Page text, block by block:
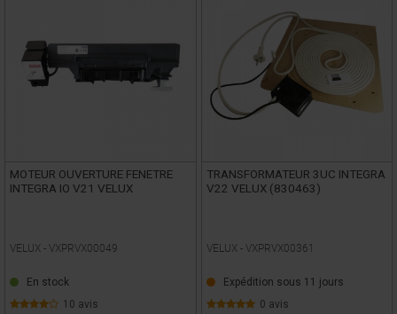
MOTEUR OUVERTURE FENETRE
INTEGRA IO V21 VELUX
VELUX - VXPRVX00049
En stock
10 avis
TRANSFORMATEUR 3UC INTEGRA
V22 VELUX (830463)
VELUX - VXPRVX00361
Expédition sous 11 jours
0 avis